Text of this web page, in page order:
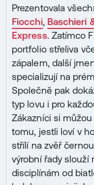
Prezentovala
Fiocchi, Baschieri
Express. Zatímco
portfolio střeliva
zápalem, další
specializují na
Společně pak
typ lovu i pro
Zákazníci si
tomu, jestli loví v
střílí na zvěř
výrobní řady slouží
disciplínám od